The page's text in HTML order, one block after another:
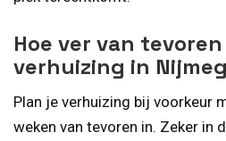
Hoe ver van
verhuizing in
Plan je verhuizing bij voorkeur
weken van tevoren in. Zeker in